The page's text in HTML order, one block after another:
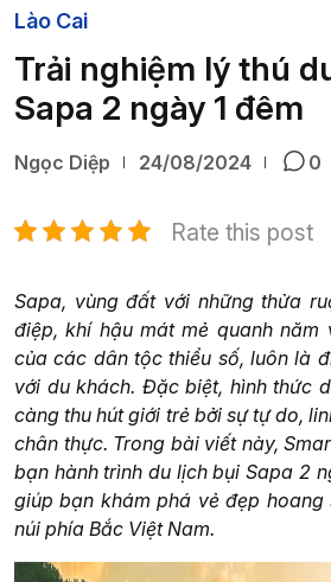
Lào Cai
Trải nghiệm lý thú
Sapa 2 ngày 1 đêm
Ngọc Diệp 24/08/2024 0
Rate this post
Sapa, vùng đất với những thửa
điệp, khí hậu mát mẻ quanh
của các dân tộc thiểu số, luôn là
với du khách. Đặc biệt, hình thức
càng thu hút giới trẻ bởi sự tự do,
chân thực. Trong bài viết này,
bạn hành trình du lịch bụi Sapa 2
giúp bạn khám phá vẻ đẹp
núi phía Bắc Việt Nam.